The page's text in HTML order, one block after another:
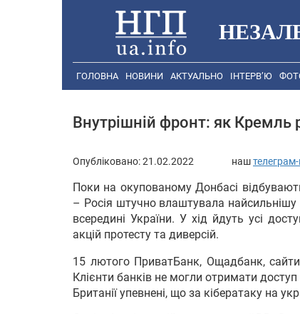
ГОЛОВНА НОВИНИ АКТУАЛЬНО ІНТЕРВ’Ю
Внутрішній фронт: як Кремль
Опубліковано:21.02.2022 наш
Поки на окупованому Донбасі
– Росія штучно влаштувала
всередині України. У хід йдуть усі
акцій протесту та диверсій.
15 лютого ПриватБанк, Ощадбанк,
Клієнти банків не могли отримати
Британії упевнені, що за кібератаку на